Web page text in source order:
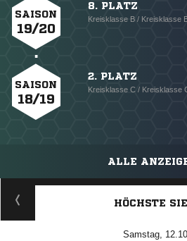
SAISON
19/20
8. PLATZ
Kreisklasse B / Kreisklasse
SAISON
18/19
2. PLATZ
Kreisklasse C / Kreisklasse
ALLE
HÖCHSTE
Samstag,